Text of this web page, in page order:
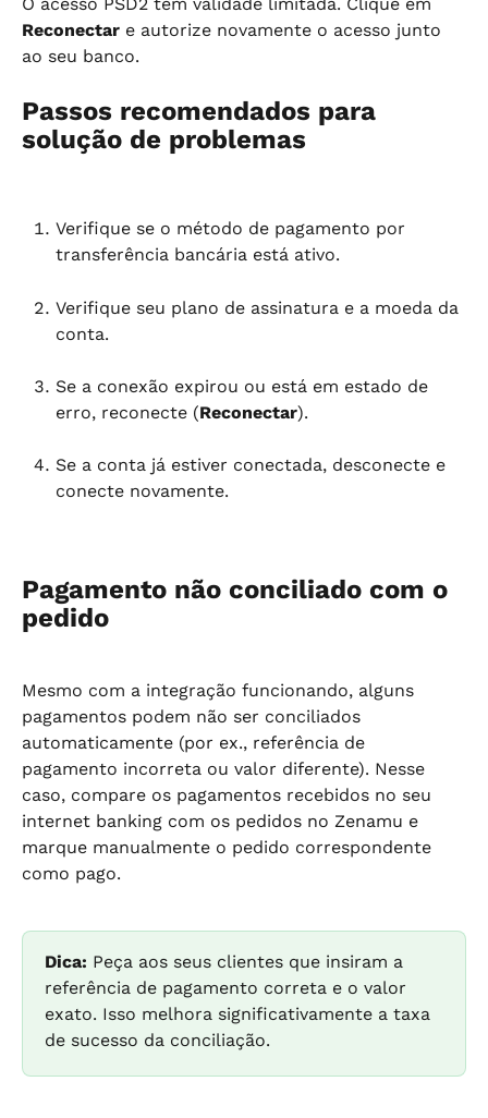
Reconectar e autorize novamente o acesso junto
ao seu banco.
Passos recomendados para
solução de problemas
Verifique se o método de pagamento por
transferência bancária está ativo.
Verifique seu plano de assinatura e a moeda da
conta.
Se a conexão expirou ou está em estado de
erro, reconecte (Reconectar).
Se a conta já estiver conectada, desconecte e
conecte novamente.
Pagamento não conciliado com o
pedido
Mesmo com a integração funcionando, alguns
pagamentos podem não ser conciliados
automaticamente (por ex., referência de
pagamento incorreta ou valor diferente). Nesse
caso, compare os pagamentos recebidos no seu
internet banking com os pedidos no Zenamu e
marque manualmente o pedido correspondente
como pago.
Dica: Peça aos seus clientes que insiram a
referência de pagamento correta e o valor
exato. Isso melhora significativamente a taxa
de sucesso da conciliação.